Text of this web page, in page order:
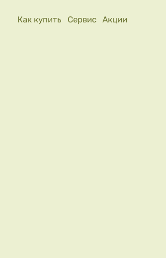
Как купить
Сервис Акции